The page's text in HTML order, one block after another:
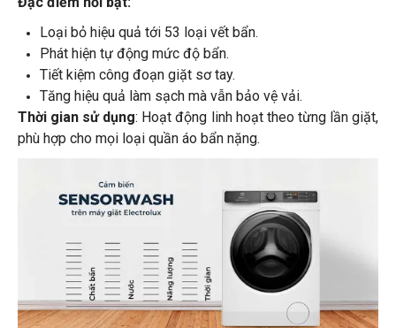
Loại bỏ hiệu quả tới 53 loại vết bẩn.
Phát hiện tự động mức độ bẩn.
Tiết kiệm công đoạn giặt sơ tay.
Tăng hiệu quả làm sạch mà vẫn bảo vệ vải.
Thời gian sử dụng: Hoạt động linh hoạt theo từng lần giặt,
phù hợp cho mọi loại quần áo bẩn nặng.